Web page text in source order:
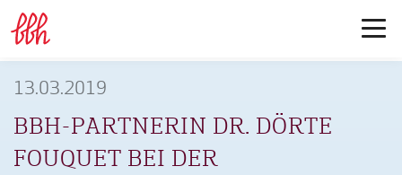
13.03.2019
BBH-PARTNERIN DR. DÖRTE
FOUQUET BEI DER